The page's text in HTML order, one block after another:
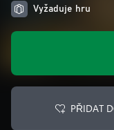
Vyžaduje hru
PŘIDAT